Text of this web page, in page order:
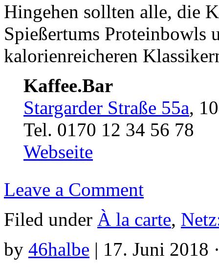
Hingehen sollten alle, die
Spießertums Proteinbowls
kalorienreicheren
Kaffee.Bar
Stargarder Straße 55a,
Tel. 0170 12 34 56 78
Webseite
Leave a Comment
Filed under À la carte,
by 46halbe | 17. Juni 2018